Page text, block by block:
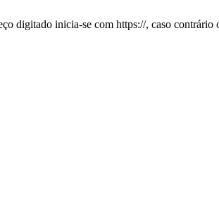
digitado inicia-se com https://, caso contrário